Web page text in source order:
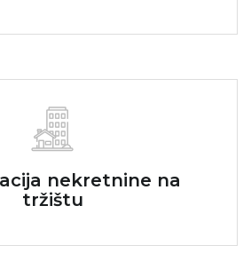
nekretnine na
tržištu